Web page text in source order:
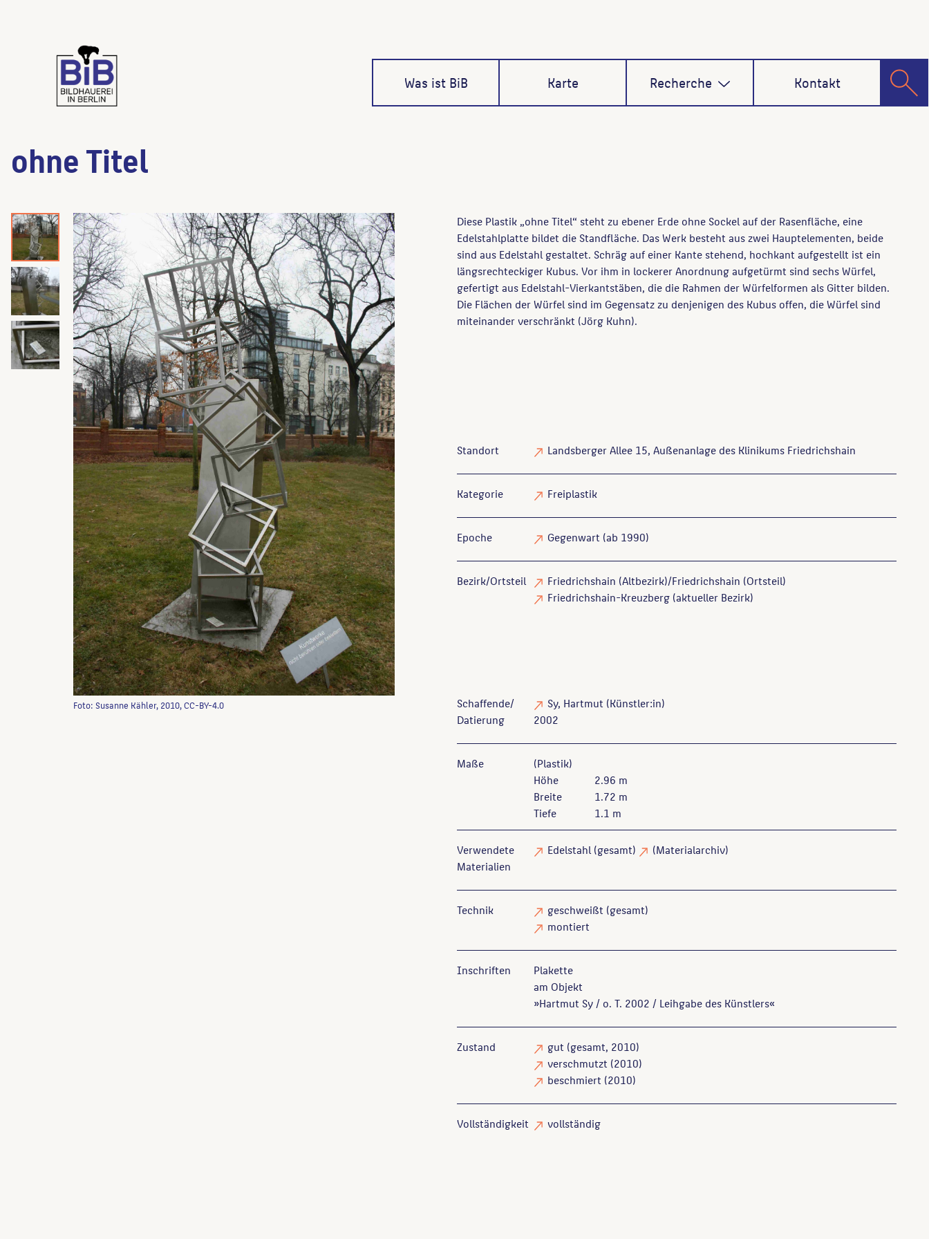
Was ist BiB Karte Recherche Kontakt
ohne Titel
Foto: Susanne Kähler, 2010, CC-BY-4.0
Diese Plastik „ohne Titel“ steht zu ebener Erde ohne Sockel auf der Rasenfläche, eine
Edelstahlplatte bildet die Standfläche. Das Werk besteht aus zwei Hauptelementen, beide
sind aus Edelstahl gestaltet. Schräg auf einer Kante stehend, hochkant aufgestellt ist ein
längsrechteckiger Kubus. Vor ihm in lockerer Anordnung aufgetürmt sind sechs Würfel,
gefertigt aus Edelstahl-Vierkantstäben, die die Rahmen der Würfelformen als Gitter bilden.
Die Flächen der Würfel sind im Gegensatz zu denjenigen des Kubus offen, die Würfel sind
miteinander verschränkt (Jörg Kuhn).
Standort Landsberger Allee 15, Außenanlage des Klinikums Friedrichshain
Kategorie Freiplastik
Epoche Gegenwart (ab 1990)
Bezirk/Ortsteil
Friedrichshain (Altbezirk)/Friedrichshain (Ortsteil)
Friedrichshain-Kreuzberg (aktueller Bezirk)
Schaffende/
Datierung
Sy, Hartmut (Künstler:in)
2002
Maße
(Plastik)
Höhe
Breite
Tiefe
2.96 m
1.72 m
1.1 m
Verwendete
Materialien
Edelstahl(gesamt) (Materialarchiv)
Technik geschweißt (gesamt)
montiert
Inschriften
Plakette
am Objekt
»Hartmut Sy / o. T. 2002 / Leihgabe des Künstlers«
Zustand gut (gesamt, 2010)
verschmutzt (2010)
beschmiert (2010)
Vollständigkeit vollständig